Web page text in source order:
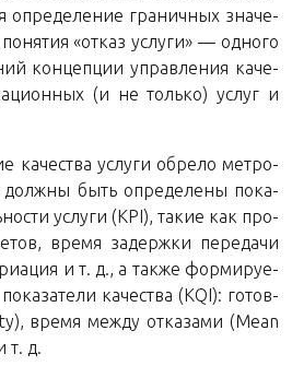
опре­де­ле­ние гра­нич­ных зна­че­
«отказ услу­ги» — од­но­го
кон­цеп­ции управ­ле­ния ка­че­
(и не толь­ко) услуг и
ка­че­ства услу­ги об­ре­ло мет­ро­
долж­ны быть опре­де­ле­ны по­ка­
услу­ги (KPI), такие как про­
время за­держ­ки пе­ре­да­чи
и т. д., а также фор­ми­ру­е­
ка­че­ства (KQI): го­тов­
время между от­ка­за­ми (Mean
т. д.